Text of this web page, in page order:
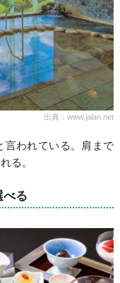
出典：www.jalan.net
言われている。肩まで
る。
べる